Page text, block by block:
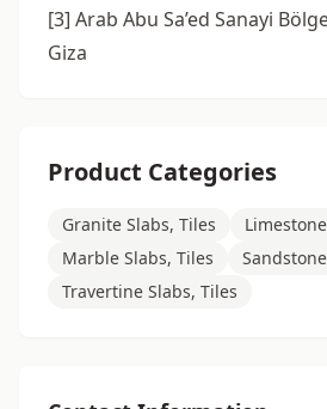
[3] Arab Abu Sa’ed Sanayi
Giza
Product Categories
Granite Slabs, Tiles
Marble Slabs, Tiles
Travertine Slabs, Tiles